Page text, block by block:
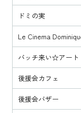
ドミの実
Le Cinema
バッチ来い☆アート
後援会カフェ
後援会バザー